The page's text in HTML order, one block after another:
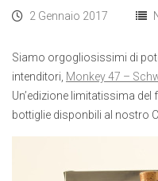
2 Gennaio 2017
Siamo orgogliosissimi di
intenditori, Monkey 47 –
Un’edizione limitatissima
bottiglie disponbili al nostro